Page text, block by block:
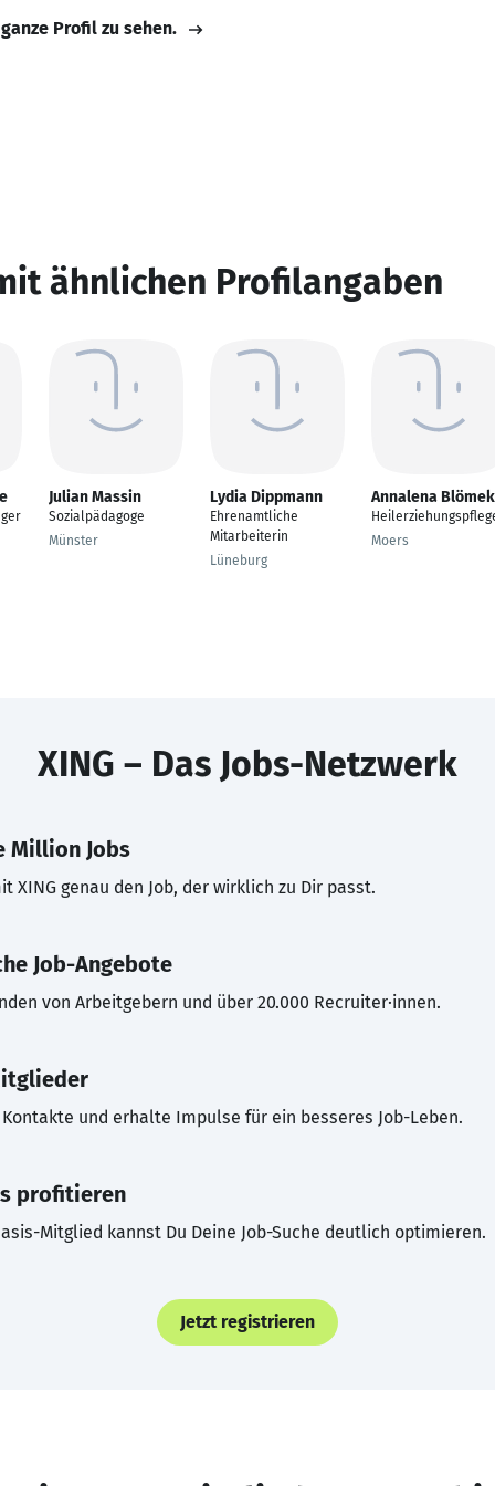
Profil zu sehen.
ähnlichen Profilangaben
Julian Massin
Sozialpädagoge
Münster
Lydia Dippmann
Ehrenamtliche
Mitarbeiterin
Lüneburg
Annalena
Moers
XING – Das Jobs-Netzwerk
Million Jobs
XING genau den Job, der wirklich zu Dir passt.
Job-Angebote
von Arbeitgebern und über 20.000 Recruiter·innen.
und erhalte Impulse für ein besseres Job-Leben.
profitieren
Mitglied kannst Du Deine Job-Suche deutlich optimieren.
Jetzt registrieren